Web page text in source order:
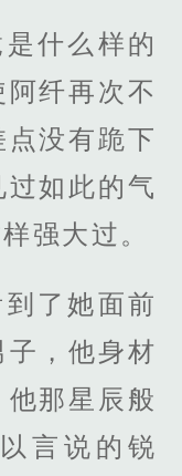
什么样的
纤再次不
没有跪下
如此的气
强大过。
了她面前
，他身材
那星辰般
言说的锐